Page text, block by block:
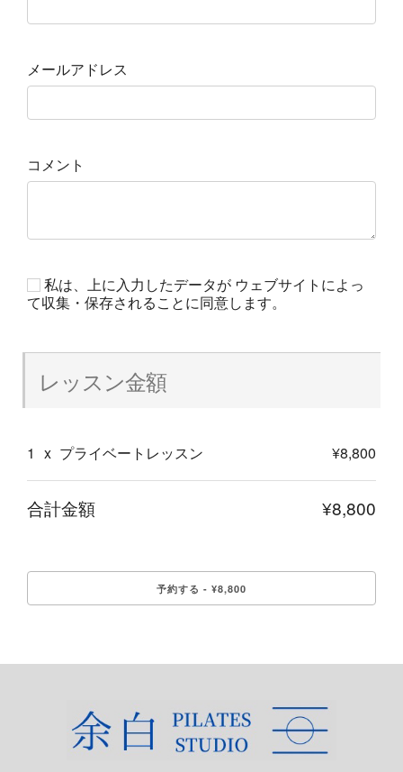
メールアドレス
コメント
私は、上に入力したデータが ウェブサイトによっ
て収集・保存されることに同意します。
レッスン金額
1 x プライベートレッスン ¥8,800
合計金額 ¥8,800